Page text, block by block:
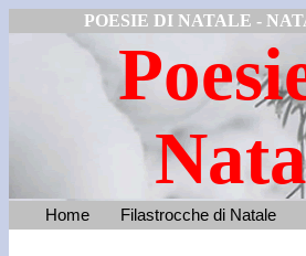
POESIE DI NATALE -
Home Filastrocche di Natale